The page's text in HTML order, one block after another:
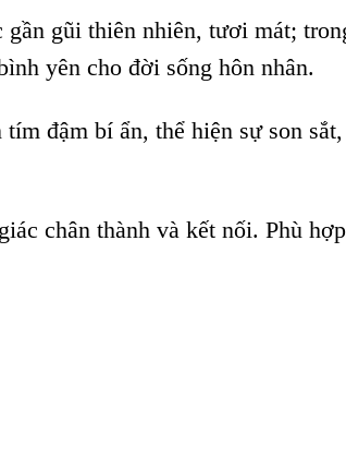
gần gũi thiên nhiên, tươi mát;
yên cho đời sống hôn nhân.
đậm bí ẩn, thể hiện sự son
chân thành và kết nối. Phù